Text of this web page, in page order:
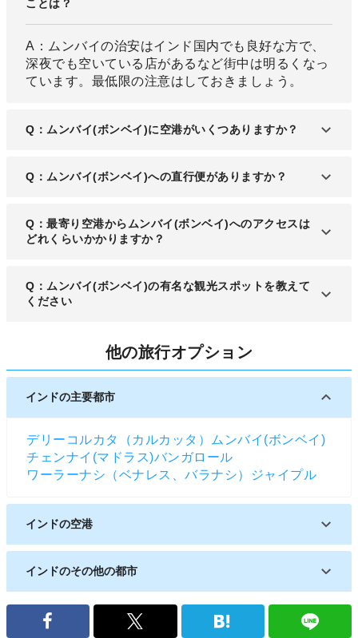
ことは？
A：ムンバイの治安はインド国内でも良好な方で、
深夜でも空いている店があるなど街中は明るくなっ
ています。最低限の注意はしておきましょう。
Q：ムンバイ(ボンベイ)に空港がいくつありますか？
A：ムンバイには国際空港である「チャトラパテ
Q：ムンバイ(ボンベイ)への直行便がありますか？
A：日本国内からでは、成田からの直行便が出てい
ます。
Q：最寄り空港からムンバイ(ボンベイ)へのアクセスは
どれくらいかかりますか？
A：空港から市内へは34kmほどの距離で、およそ
20分～30分ほどで到着します。
Q：ムンバイ(ボンベイ)の有名な観光スポットを教えて
ください
A：世界遺産であり、植民地時代から残る駅である
「チャトラパティ・シヴァ－ジー・ターミナス
駅」、「インド門」などが人気です。
他の旅行オプション
インドの主要都市
デリー コルカタ（カルカッタ）
ムンバイ(ボンベイ)
チェンナイ(マドラス)バンガロール
ワーラーナシ（ベナレス、バラナシ）
ジャイプル
インドの空港
チャトラパティー・シヴァージー国際空港
インドのその他の都市
アフマダーバードジョードプル レー
カジュラーホー
アーグラ
コーヤンブットゥール